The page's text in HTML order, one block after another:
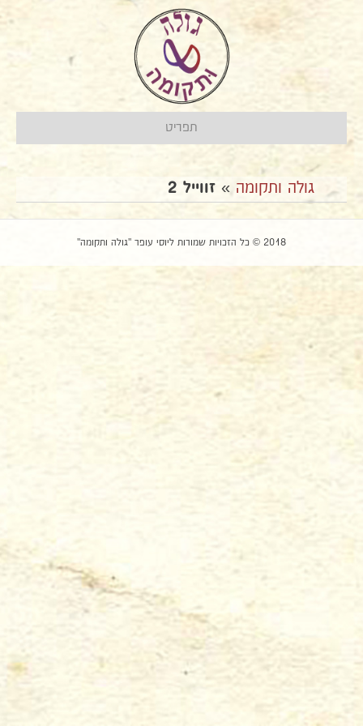
תפריט
גולה ותקומה » זווייל 2
2018 © כל הזכויות שמורות ליוסי עופר "גולה ותקומה"